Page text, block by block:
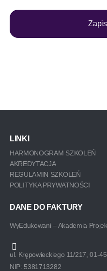
DANE DO FAKTURY
WyEdukowani – Akademia
ul. Krępowieckiego 11/217, 01-
NIP: 5381713282
LINKI
HARMONOGRAM SZKOLEŃ
AKREDYTACJA
REGULAMIN SZKOLEŃ
POLITYKA PRYWATNOŚCI